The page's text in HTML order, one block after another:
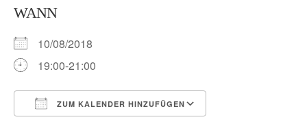
WANN
10/08/2018
19:00-21:00
ZUM KALENDER HINZUFÜGEN